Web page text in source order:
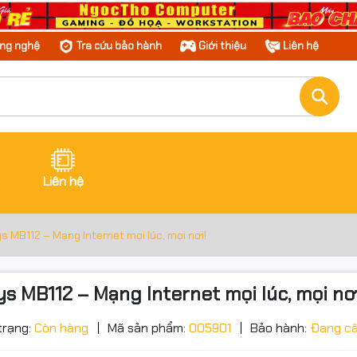
nghệ Tra cứu bảo hành Giới thiệu Liên hệ
Liên hệ
MB112 – Mạng Internet mọi lúc, mọi nơi!
MB112 – Mạng Internet mọi lúc, mọi
Còn hàng Mã sản phẩm: 005901 Bảo hành: Đang